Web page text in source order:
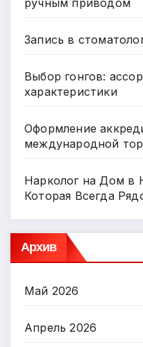
ручным приводом
Запись в
Выбор гонгов:
характеристики
Оформление
международной
Нарколог на Дом в
Которая Всегда
Архив
Май 2026
Апрель 2026